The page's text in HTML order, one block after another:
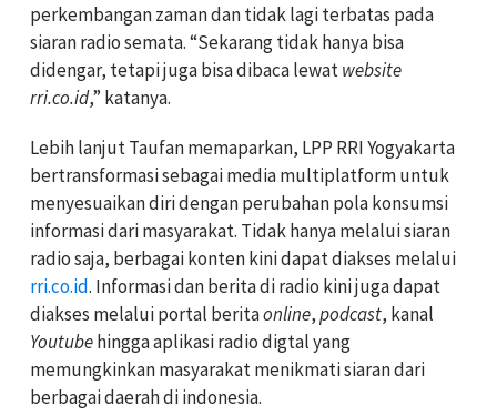
perkembangan zaman dan tidak lagi terbatas pada
siaran radio semata. “Sekarang tidak hanya bisa
didengar, tetapi juga bisa dibaca lewatwebsite
rri.co.id,” katanya.
Lebih lanjut Taufan memaparkan, LPP RRI Yogyakarta
bertransformasi sebagai media multiplatform untuk
menyesuaikan diri dengan perubahan pola konsumsi
informasi dari masyarakat. Tidak hanya melalui siaran
radio saja, berbagai konten kini dapat diakses melalui
rri.co.id. Informasi dan berita di radio kini juga dapat
diakses melalui portal beritaonline,podcast, kanal
Youtubehingga aplikasi radio digtal yang
memungkinkan masyarakat menikmati siaran dari
berbagai daerah di indonesia.